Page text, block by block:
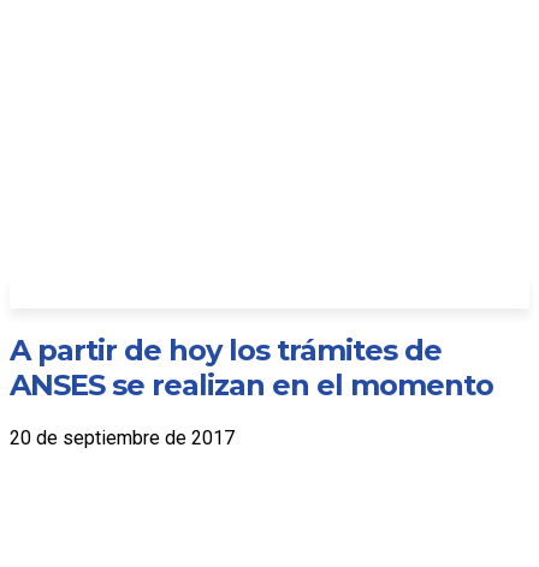
A partir de hoy los trámites de
ANSES se realizan en el momento
20 de septiembre de 2017